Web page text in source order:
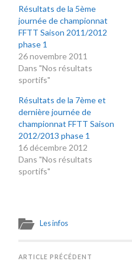
Résultats de la 5ème
journée de championnat
FFTT Saison 2011/2012
phase 1
26 novembre 2011
Dans "Nos résultats
sportifs"
Résultats de la 7ème et
dernière journée de
championnat FFTT Saison
2012/2013 phase 1
16 décembre 2012
Dans "Nos résultats
sportifs"
Les infos
ARTICLE PRÉCÉDENT